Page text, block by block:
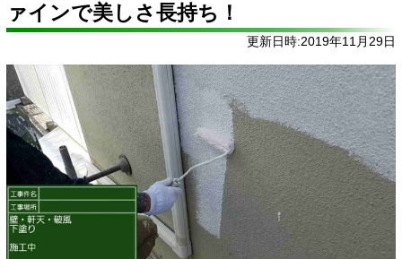
ァインで美しさ長持ち！
更新日時:2019年11月29日